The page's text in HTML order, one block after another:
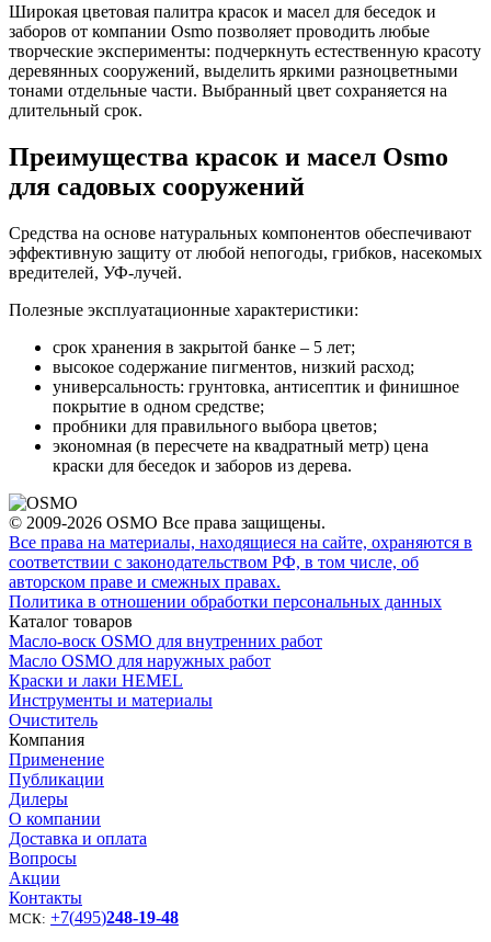
Широкая цветовая палитра красок и масел для беседок и
заборов от компании Osmo позволяет проводить любые
творческие эксперименты: подчеркнуть естественную красоту
деревянных сооружений, выделить яркими разноцветными
тонами отдельные части. Выбранный цвет сохраняется на
длительный срок.
Преимущества красок и масел Osmo
для садовых сооружений
Средства на основе натуральных компонентов обеспечивают
эффективную защиту от любой непогоды, грибков, насекомых
вредителей, УФ-лучей.
Полезные эксплуатационные характеристики:
срок хранения в закрытой банке – 5 лет;
высокое содержание пигментов, низкий расход;
универсальность: грунтовка, антисептик и финишное
покрытие в одном средстве;
пробники для правильного выбора цветов;
экономная (в пересчете на квадратный метр) цена
краски для беседок и заборов из дерева.
© 2009-2026 OSMO Все права защищены.
Все права на материалы, находящиеся на сайте, охраняются в
соответствии с законодательством РФ, в том числе, об
авторском праве и смежных правах.
Политика в отношении обработки персональных данных
Каталог товаров
Масло-воск OSMO для внутренних работ
Масло OSMO для наружных работ
Краски и лаки HEMEL
Инструменты и материалы
Очиститель
Компания
Применение
Публикации
Дилеры
О компании
Доставка и оплата
Вопросы
Акции
Контакты
МСК: +7(495)248-19-48